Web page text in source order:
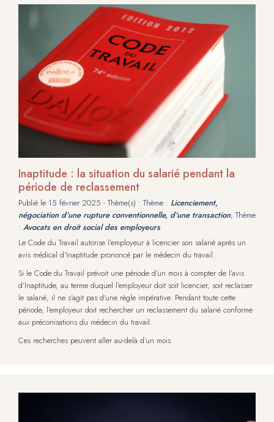
Inaptitude : la situation du salarié pendant la
période de reclassement
Publié le 15 février 2025 - Thème(s) : Thème : Licenciement,
négociation d’une rupture conventionnelle, d’une transaction, Thème
: Avocats en droit social des employeurs
Le Code du Travail autorise l’employeur à licencier son salarié après un
avis médical d’Inaptitude prononcé par le médecin du travail.
Si le Code du Travail prévoit une période d’un mois à compter de l’avis
d’Inaptitude, au terme duquel l’employeur doit soit licencier, soit reclasser
le salarié, il ne s’agit pas d’une règle impérative. Pendant toute cette
période, l’employeur doit rechercher un reclassement du salarié conforme
aux préconisations du médecin du travail.
Ces recherches peuvent aller au-delà d’un mois.